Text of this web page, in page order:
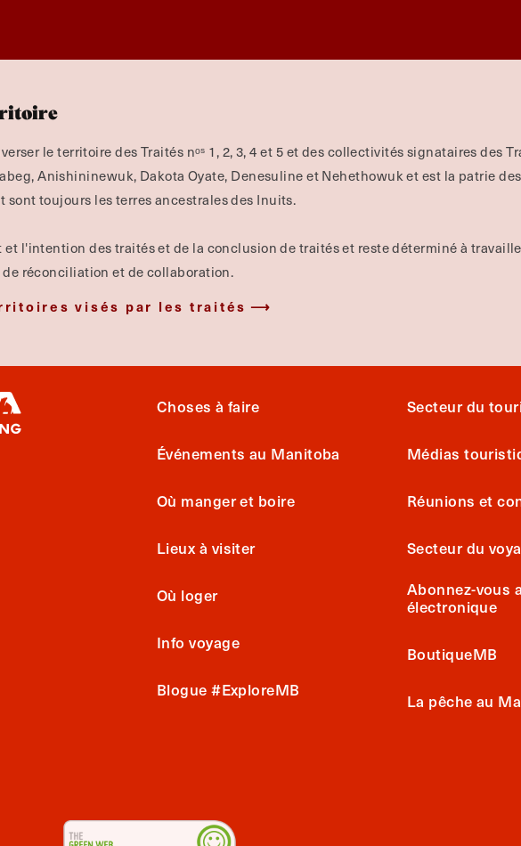
le territoire des Traités nᵒˢ 1, 2, 3, 4 et 5 et des collectivités signataires des
Anishininewuk, Dakota Oyate, Denesuline et Nehethowuk et est la patrie
toujours les terres ancestrales des Inuits.
l'intention des traités et de la conclusion de traités et reste déterminé à
réconciliation et de collaboration.
visés par les traités
Choses à faire
Événements au Manitoba
Où manger et boire
Lieux à visiter
Où loger
Info voyage
Blogue #ExploreMB
Secteur du
Médias
Réunions et
Secteur du
Abonnez-vous
électronique
BoutiqueMB
La pêche au